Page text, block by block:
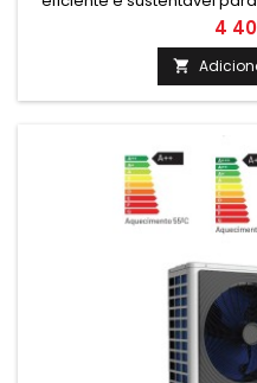
elevado desempenho
Ideal para quem procura
aquecimento
4
